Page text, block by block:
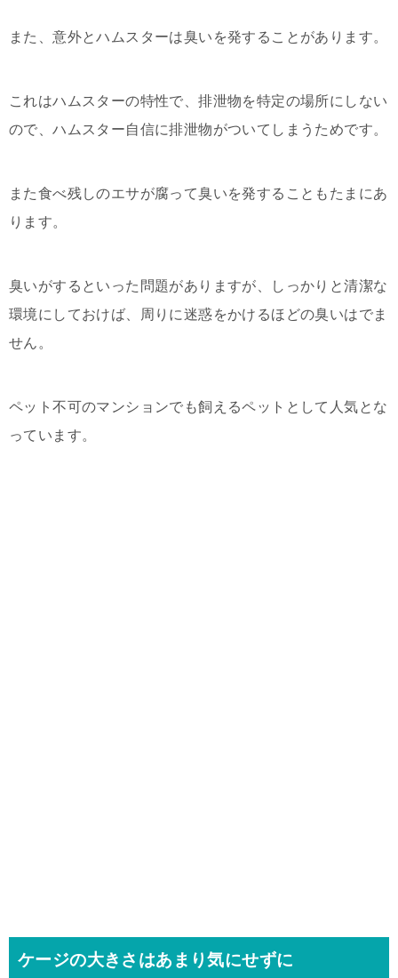
また、意外とハムスターは臭いを発することがあります。
これはハムスターの特性で、排泄物を特定の場所にしない
ので、ハムスター自信に排泄物がついてしまうためです。
また食べ残しのエサが腐って臭いを発することもたまにあ
ります。
臭いがするといった問題がありますが、しっかりと清潔な
環境にしておけば、周りに迷惑をかけるほどの臭いはでま
せん。
ペット不可のマンションでも飼えるペットとして人気とな
っています。
ケージの大きさはあまり気にせずに